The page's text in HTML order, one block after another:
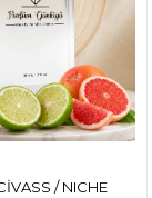
/ NICHE